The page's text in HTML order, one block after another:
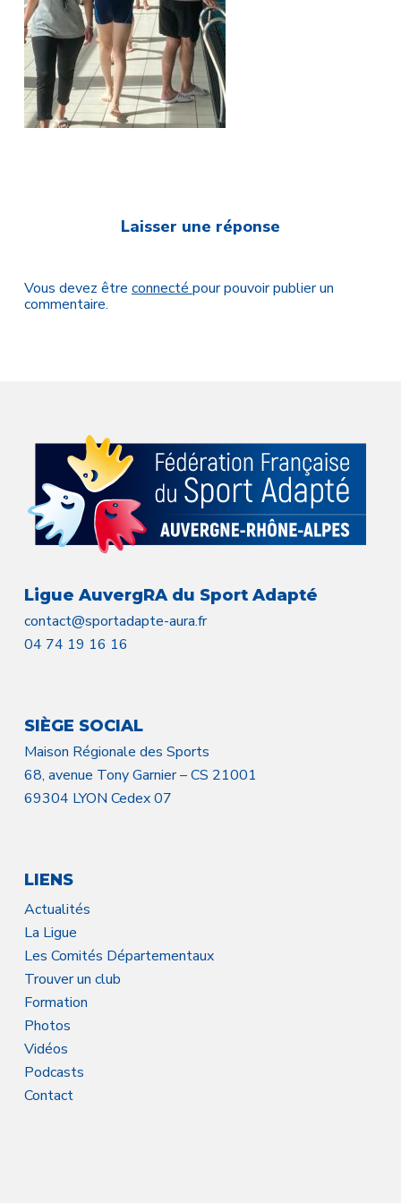
Laisser une réponse
Vous devez être connecté pour pouvoir publier un
commentaire.
Ligue AuvergRA du Sport Adapté
contact@sportadapte-aura.fr
04 74 19 16 16
SIÈGE SOCIAL
Maison Régionale des Sports
68, avenue Tony Garnier – CS 21001
69304 LYON Cedex 07
LIENS
Actualités
La Ligue
Les Comités Départementaux
Trouver un club
Formation
Photos
Vidéos
Podcasts
Contact